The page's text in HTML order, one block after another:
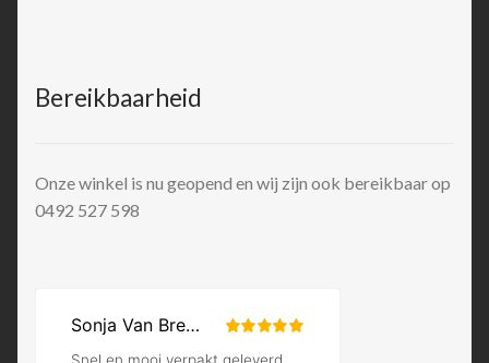
Bereikbaarheid
Onze winkel is nu geopend en wij zijn ook bereikbaar op
0492 527 598